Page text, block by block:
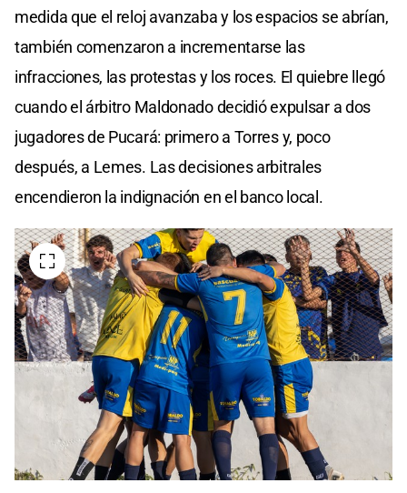
medida que el reloj avanzaba y los espacios se abrían,
también comenzaron a incrementarse las
infracciones, las protestas y los roces. El quiebre llegó
cuando el árbitro Maldonado decidió expulsar a dos
jugadores de Pucará: primero a Torres y, poco
después, a Lemes. Las decisiones arbitrales
encendieron la indignación en el banco local.